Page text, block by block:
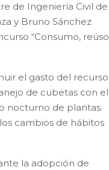
de Ingeniería Civil de
y Bruno Sánchez
“Consumo, reúso
el gasto del recurso
de cubetas con el
nocturno de plantas.
cambios de hábitos
la adopción de